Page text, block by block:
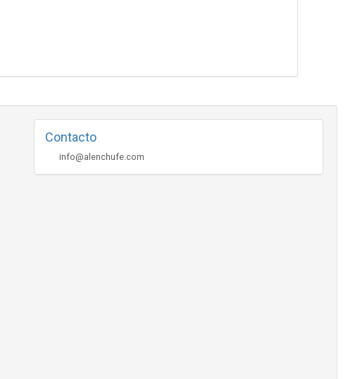
Contacto
info@alenchufe.com